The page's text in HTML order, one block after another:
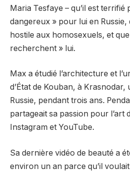
Maria Tesfaye – qu’il est terrifié
dangereux » pour lui en
hostile aux homosexuels, et
recherchent » lui.
Max a étudié l’architecture et
d’État de Kouban, à Krasnodar,
Russie, pendant trois ans.
partageait sa passion pour l’art
Instagram et YouTube.
Sa dernière vidéo de beauté a
environ un an parce qu’il